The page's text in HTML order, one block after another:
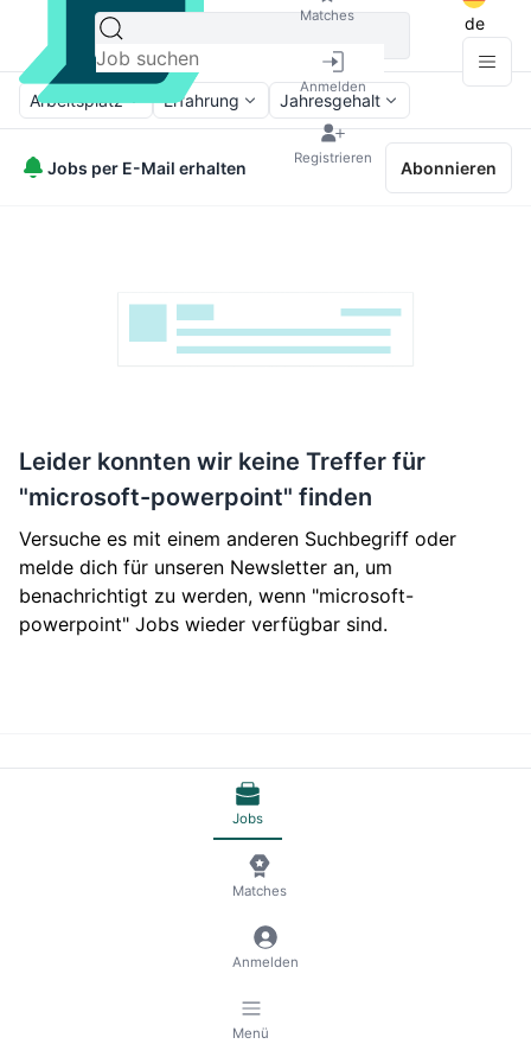
Matches
Anmelden
Registrieren
de
Arbeitsplatz Erfahrung Jahresgehalt
Jobs per E-Mail erhalten Abonnieren
Leider konnten wir keine Treffer für
"microsoft-powerpoint" finden
Versuche es mit einem anderen Suchbegriff oder
melde dich für unseren Newsletter an, um
benachrichtigt zu werden, wenn "microsoft-
powerpoint" Jobs wieder verfügbar sind.
AGB Datenschutz und Impressum
Jobs
Matches
Anmelden
Menü